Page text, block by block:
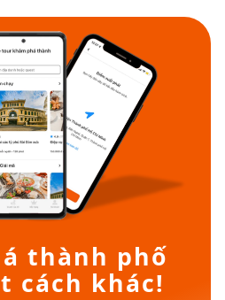
thành phố
cách khác!